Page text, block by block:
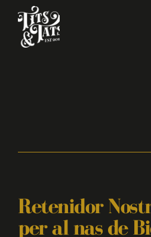
Retenidor
per al nas de